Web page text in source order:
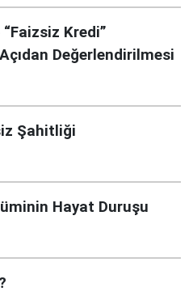
Kredi”
Değerlendirilmesi
Şahitliği
Hayat Duruşu